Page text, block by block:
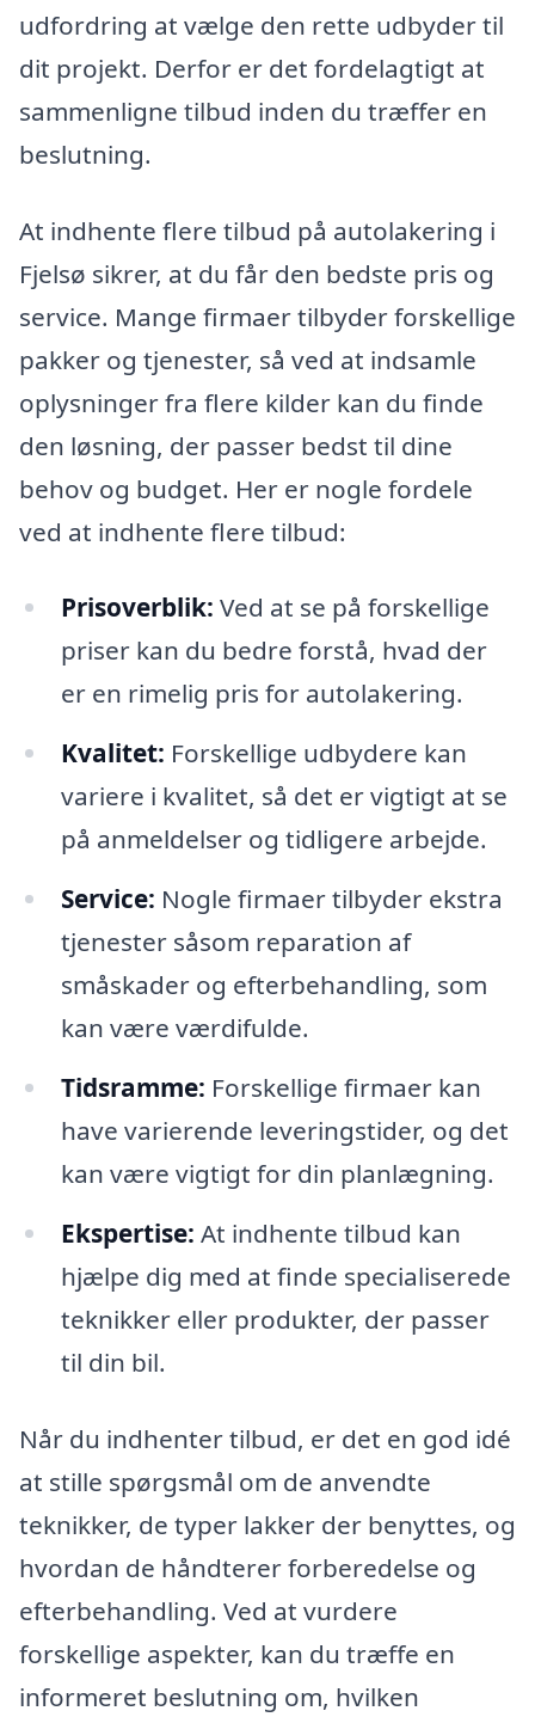
udfordring at vælge den rette udbyder til
dit projekt. Derfor er det fordelagtigt at
sammenligne tilbud inden du træffer en
beslutning.
At indhente flere tilbud på autolakering i
Fjelsø sikrer, at du får den bedste pris og
service. Mange firmaer tilbyder forskellige
pakker og tjenester, så ved at indsamle
oplysninger fra flere kilder kan du finde
den løsning, der passer bedst til dine
behov og budget. Her er nogle fordele
ved at indhente flere tilbud:
Prisoverblik: Ved at se på forskellige
priser kan du bedre forstå, hvad der
er en rimelig pris for autolakering.
Kvalitet: Forskellige udbydere kan
variere i kvalitet, så det er vigtigt at se
på anmeldelser og tidligere arbejde.
Service: Nogle firmaer tilbyder ekstra
tjenester såsom reparation af
småskader og efterbehandling, som
kan være værdifulde.
Tidsramme: Forskellige firmaer kan
have varierende leveringstider, og det
kan være vigtigt for din planlægning.
Ekspertise: At indhente tilbud kan
hjælpe dig med at finde specialiserede
teknikker eller produkter, der passer
til din bil.
Når du indhenter tilbud, er det en god idé
at stille spørgsmål om de anvendte
teknikker, de typer lakker der benyttes, og
hvordan de håndterer forberedelse og
efterbehandling. Ved at vurdere
forskellige aspekter, kan du træffe en
informeret beslutning om, hvilken